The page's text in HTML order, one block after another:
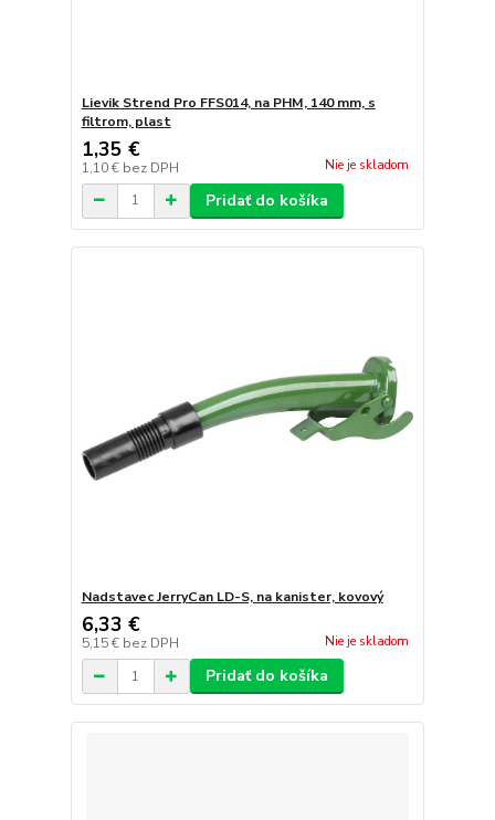
Lievik Strend Pro FFS014, na PHM, 140 mm, s
filtrom, plast
1,35 €
1,10 € bez DPH Nie je skladom
Pridať do košíka
Nadstavec JerryCan LD-S, na kanister, kovový
6,33 €
5,15 € bez DPH Nie je skladom
Pridať do košíka